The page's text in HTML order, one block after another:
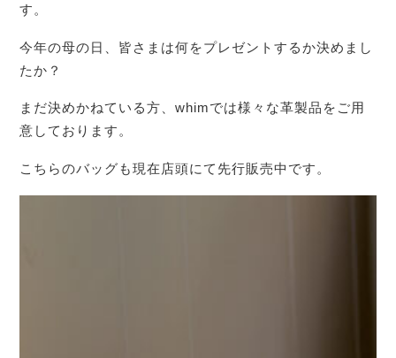
す。
今年の母の日、皆さまは何をプレゼントするか決めまし
たか？
まだ決めかねている方、whimでは様々な革製品をご用
意しております。
こちらのバッグも現在店頭にて先行販売中です。